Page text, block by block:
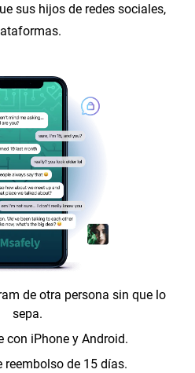
sus hijos de redes sociales,
de otra persona sin que lo
sepa.
con iPhone y Android.
reembolso de 15 días.